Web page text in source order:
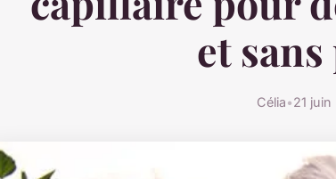
et
Célia•21